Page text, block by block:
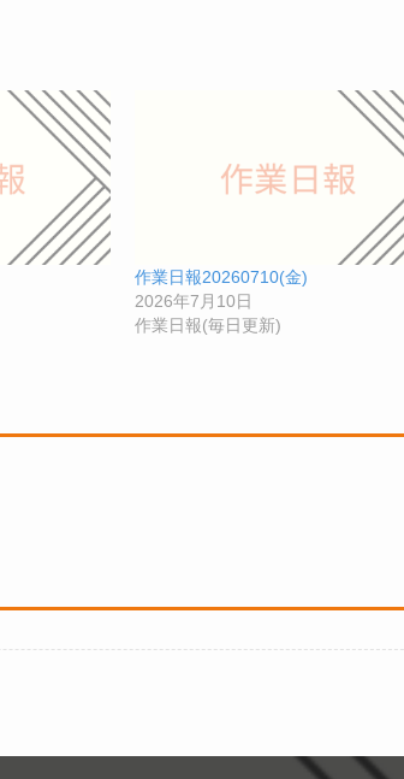
作業日報20260710(金)
2026年7月10日
作業日報(毎日更新)